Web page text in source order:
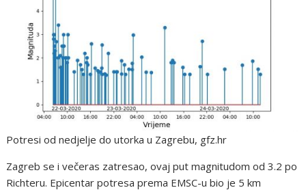
Potresi od nedjelje do utorka u Zagrebu, gfz.hr
Zagreb se i večeras zatresao, ovaj put magnitudom od 3.2 po
Richteru. Epicentar potresa prema EMSC-u bio je 5 km